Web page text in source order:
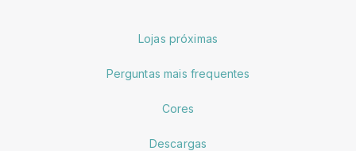
Lojas próximas
Perguntas mais frequentes
Cores
Descargas